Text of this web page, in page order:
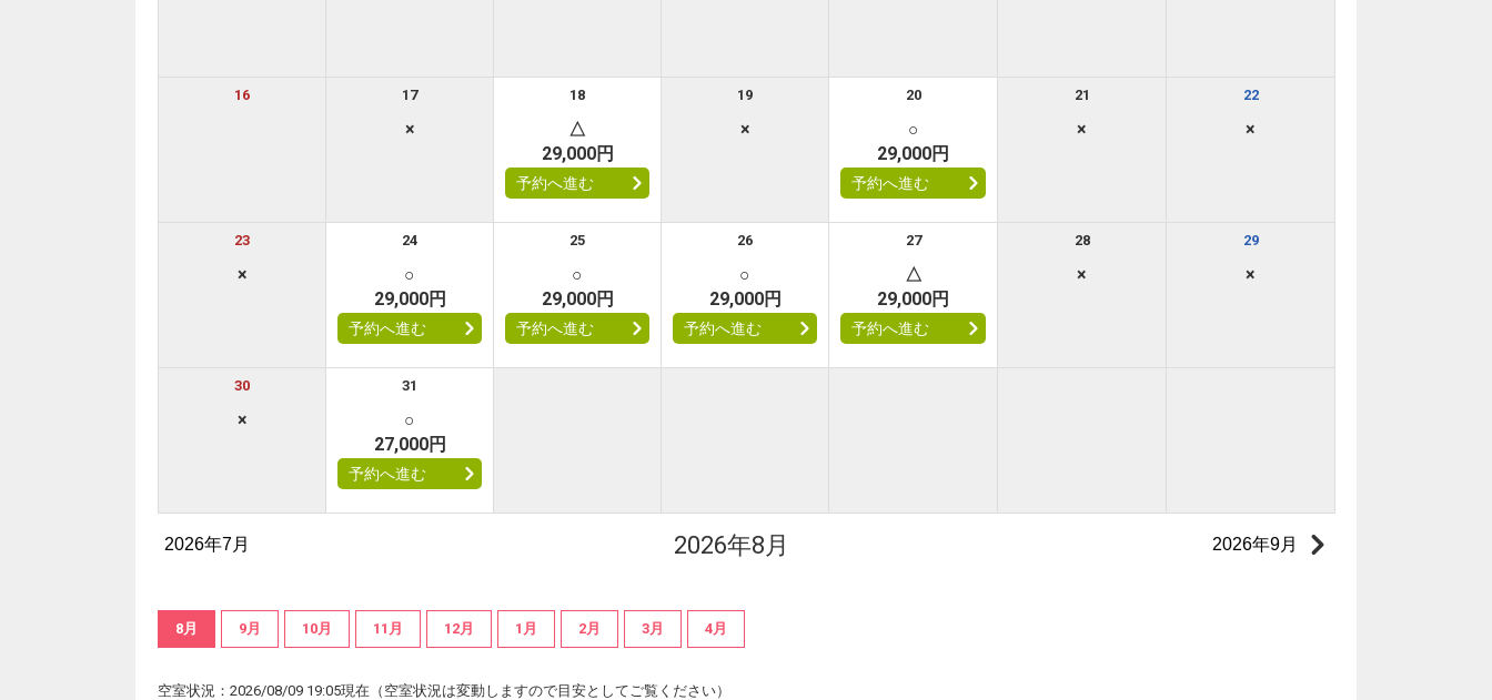
16 17
×
18
△
29,000円
予約へ進む
19
×
20
○
29,000円
予約へ進む
21
×
22
×
23
×
24
○
29,000円
予約へ進む
25
○
29,000円
予約へ進む
26
○
29,000円
予約へ進む
27
△
29,000円
予約へ進む
28
×
29
×
30
×
31
○
27,000円
予約へ進む
2026年7月 2026年8月 2026年9月
8月 9月 10月 11月 12月 1月 2月 3月 4月
空室状況：2026/08/09 19:05現在（空室状況は変動しますので目安としてご覧ください）